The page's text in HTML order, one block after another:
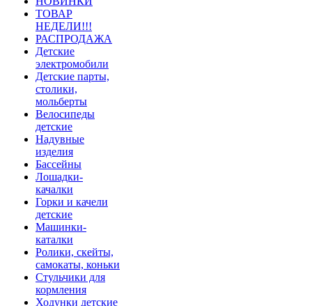
ТОВАР
НЕДЕЛИ!!!
РАСПРОДАЖА
Детские
электромобили
Детские парты,
столики,
мольберты
Велосипеды
детские
Надувные
изделия
Бассейны
Лошадки-
качалки
Горки и качели
детские
Машинки-
каталки
Ролики, скейты,
самокаты, коньки
Стульчики для
кормления
Ходунки детские